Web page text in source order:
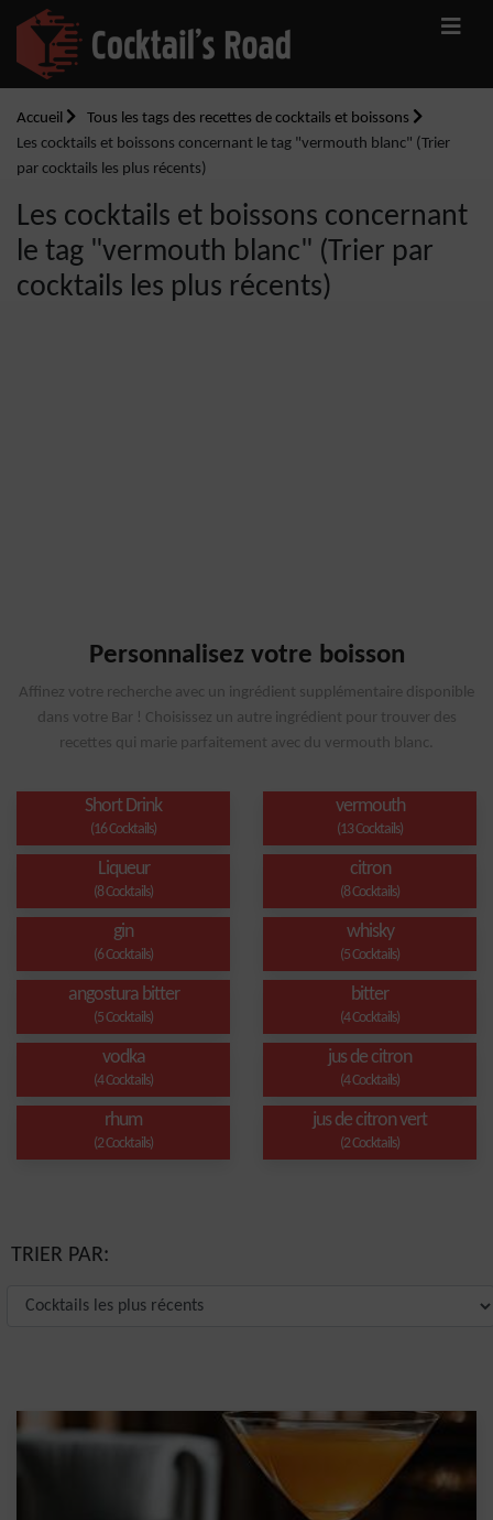
Accueil
Tous les tags des recettes de cocktails et boissons
Les cocktails et boissons concernant le tag "vermouth blanc" (Trier
par cocktails les plus récents)
Les cocktails et boissons concernant
le tag "vermouth blanc" (Trier par
cocktails les plus récents)
Personnalisez votre boisson
Affinez votre recherche avec un ingrédient supplémentaire disponible
dans votre Bar ! Choisissez un autre ingrédient pour trouver des
recettes qui marie parfaitement avec du vermouth blanc.
Short Drink
(16 Cocktails)
vermouth
(13 Cocktails)
Liqueur
(8 Cocktails)
citron
(8 Cocktails)
gin
(6 Cocktails)
whisky
(5 Cocktails)
angostura bitter
(5 Cocktails)
bitter
(4 Cocktails)
vodka
(4 Cocktails)
jus de citron
(4 Cocktails)
rhum
(2 Cocktails)
jus de citron vert
(2 Cocktails)
TRIER PAR: